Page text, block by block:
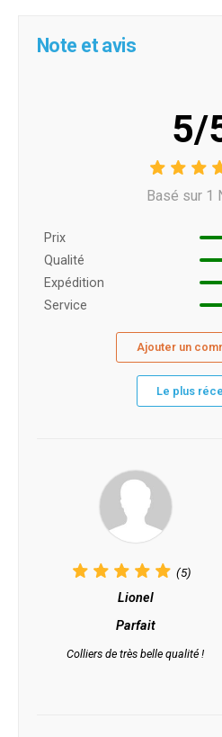
Note et avis
5/
Basé sur 1
Prix ​​
Qualité
Expédition
Service
Ajouter un
Le plus
(5)
Lionel
Parfait
Colliers de très belle qualité !